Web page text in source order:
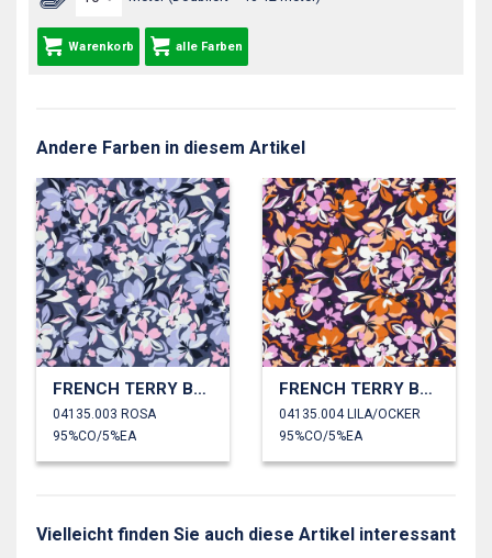
Warenkorb alle Farben
Andere Farben in diesem Artikel
FRENCH TERRY BLUMEN
04135.003 ROSA
95%CO/5%EA
FRENCH TERRY BLUMEN
04135.004 LILA/OCKER
95%CO/5%EA
Vielleicht finden Sie auch diese Artikel interessant